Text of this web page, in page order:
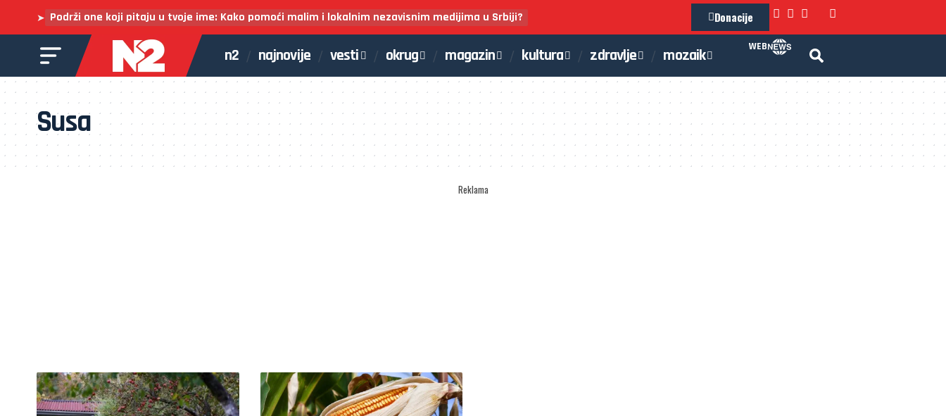
➤ Podrži one koji pitaju u tvoje ime: Kako pomoći malim i lokalnim nezavisnim medijima u Srbiji? Donacije
n2 najnovije vesti okrug magazin kultura zdravlje mozaik WEB
Susa
Reklama